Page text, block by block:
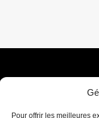
Pour offrir les meilleures